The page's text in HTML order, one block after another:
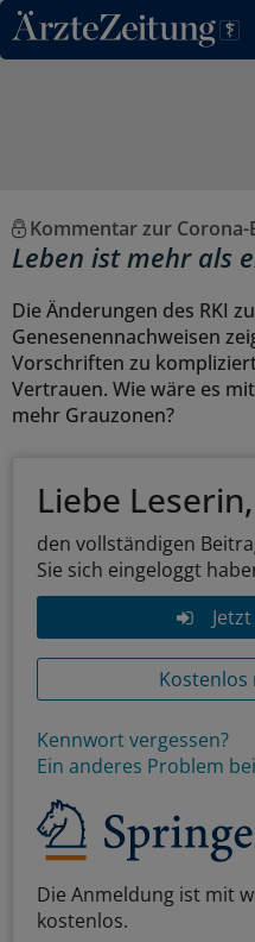
Direkt zum Inhaltsbereich
Kommentar zur
Leben ist mehr als
Die Änderungen des RKI
Genesenennachweisen
Vorschriften zu
Vertrauen. Wie wäre es
mehr Grauzonen?
Liebe
den vollständigen
Sie sich eingeloggt
Kennwort vergessen?
Ein anderes Problem
Die Anmeldung ist mit
kostenlos.